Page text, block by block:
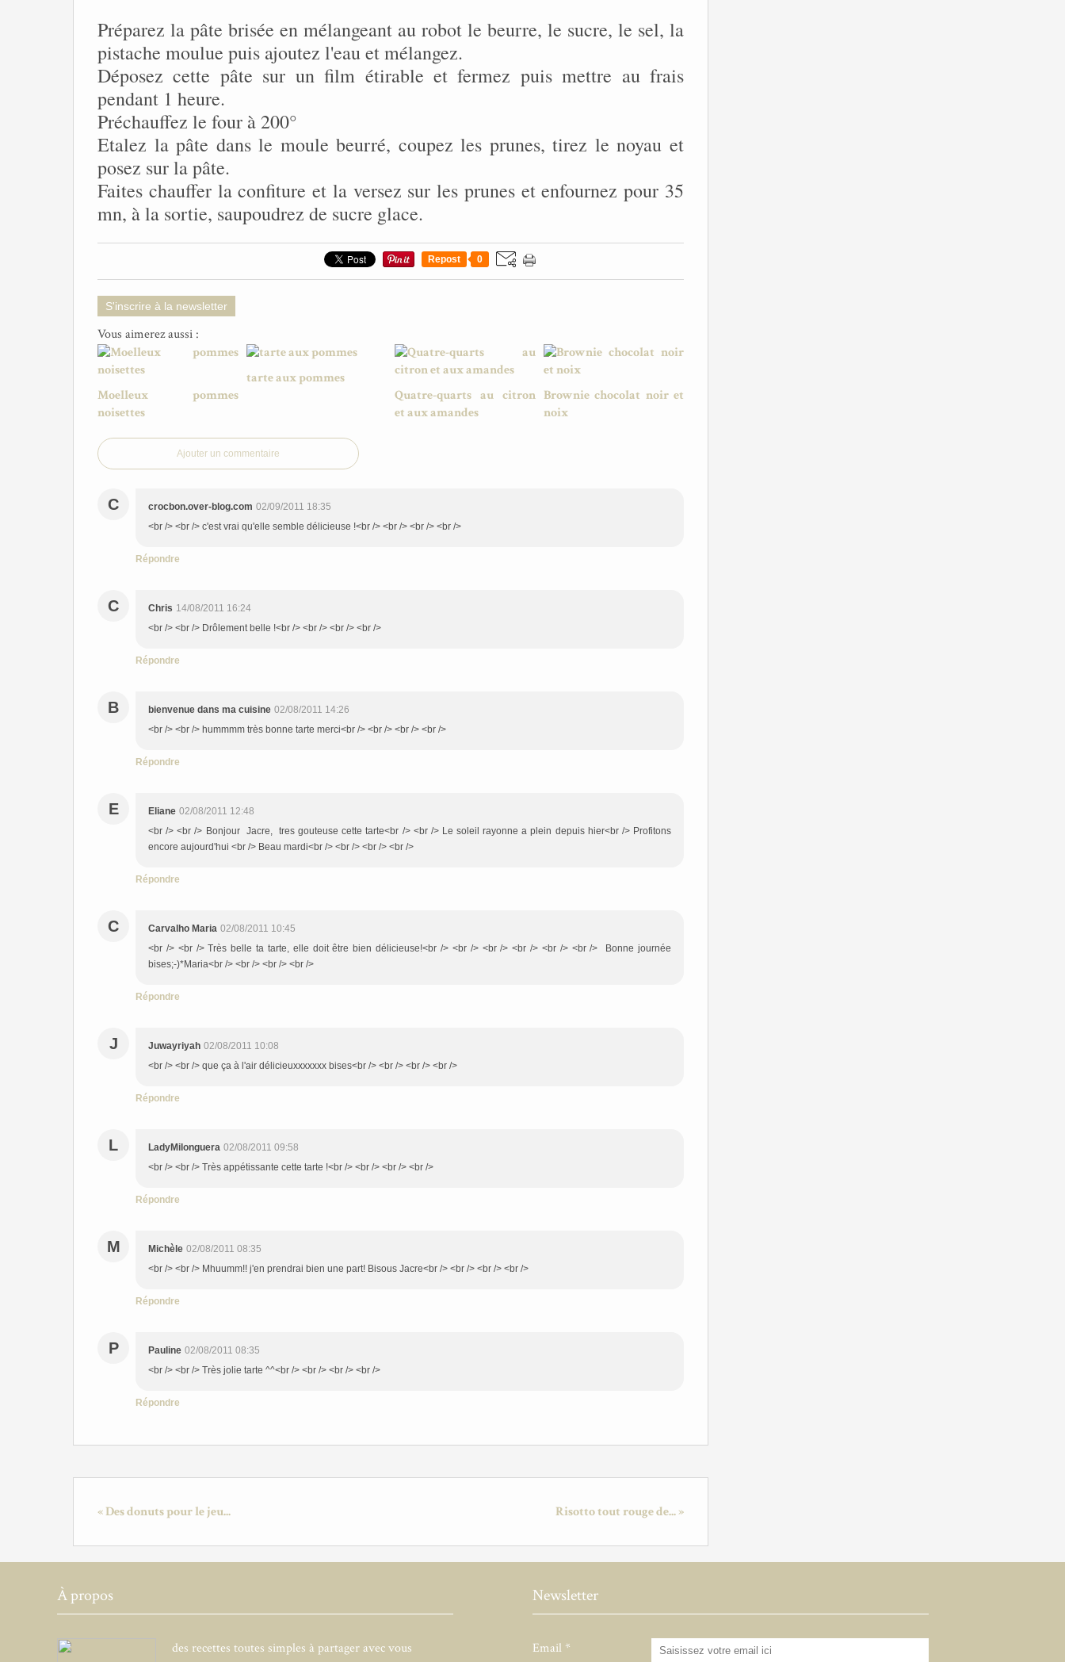
Préparez la pâte brisée en mélangeant au robot le beurre, le sucre, le sel, la
pistache moulue puis ajoutez l'eau et mélangez.
Déposez cette pâte sur un film étirable et fermez puis mettre au frais
pendant 1 heure.
Préchauffez le four à 200°
Etalez la pâte dans le moule beurré, coupez les prunes, tirez le noyau et
posez sur la pâte.
Faites chauffer la confiture et la versez sur les prunes et enfournez pour 35
mn, à la sortie, saupoudrez de sucre glace.
Repost 0
S'inscrire à la newsletter
Vous aimerez aussi :
Moelleux pommes
noisettes
tarte aux pommes
Quatre-quarts au citron
et aux amandes
Brownie chocolat noir et
noix
Ajouter un commentaire
C crocbon.over-blog.com 02/09/2011 18:35
<br /> <br /> c'est vrai qu'elle semble délicieuse !<br /> <br /> <br /> <br />
Répondre
C Chris 14/08/2011 16:24
<br /> <br /> Drôlement belle !<br /> <br /> <br /> <br />
Répondre
B bienvenue dans ma cuisine 02/08/2011 14:26
<br /> <br /> hummmm très bonne tarte merci<br /> <br /> <br /> <br />
Répondre
E Eliane 02/08/2011 12:48
<br /> <br /> Bonjour Jacre, tres gouteuse cette tarte<br /> <br /> Le soleil rayonne a plein depuis hier<br /> Profitons
encore aujourd'hui <br /> Beau mardi<br /> <br /> <br /> <br />
Répondre
C Carvalho Maria 02/08/2011 10:45
<br /> <br /> Très belle ta tarte, elle doit être bien délicieuse!<br /> <br /> <br /> <br /> <br /> <br /> Bonne journée
bises;-)*Maria<br /> <br /> <br /> <br />
Répondre
J Juwayriyah 02/08/2011 10:08
<br /> <br /> que ça à l'air délicieuxxxxxxx bises<br /> <br /> <br /> <br />
Répondre
L LadyMilonguera 02/08/2011 09:58
<br /> <br /> Très appétissante cette tarte !<br /> <br /> <br /> <br />
Répondre
M Michèle 02/08/2011 08:35
<br /> <br /> Mhuumm!! j'en prendrai bien une part! Bisous Jacre<br /> <br /> <br /> <br />
Répondre
P Pauline 02/08/2011 08:35
<br /> <br /> Très jolie tarte ^^<br /> <br /> <br /> <br />
Répondre
« Des donuts pour le jeu... Risotto tout rouge de... »
À propos
des recettes toutes simples à partager avec vous
Newsletter
Email